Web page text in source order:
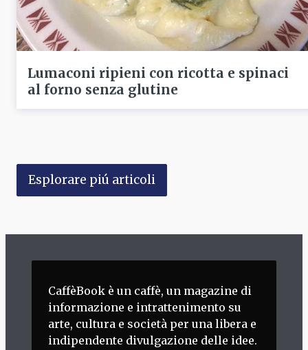
Lumaconi ripieni con ricotta e spinaci
al forno senza glutine
Esplorare piú articoli
CaffèBook è un caffè, un magazine di
informazione e intrattenimento su
arte, cultura e società per una libera e
indipendente divulgazione delle idee.